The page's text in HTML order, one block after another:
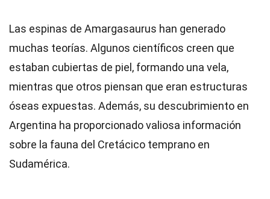
Las espinas de Amargasaurus han generado
muchas teorías. Algunos científicos creen que
estaban cubiertas de piel, formando una vela,
mientras que otros piensan que eran estructuras
óseas expuestas. Además, su descubrimiento en
Argentina ha proporcionado valiosa información
sobre la fauna del Cretácico temprano en
Sudamérica.